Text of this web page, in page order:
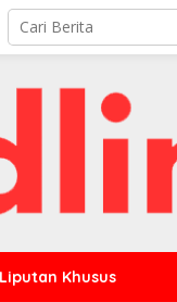
Liputan Khusus